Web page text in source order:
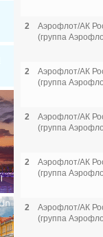
2
Аэрофлот/АК
(группа
2
Аэрофлот/АК
(группа
2
Аэрофлот/АК
(группа
2
Аэрофлот/АК
(группа
2
Аэрофлот/АК
(группа